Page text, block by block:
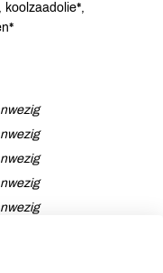
koolzaadolie*,